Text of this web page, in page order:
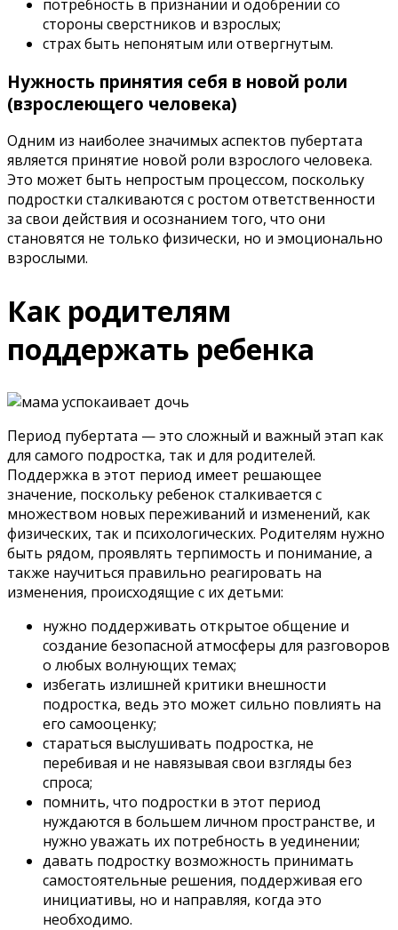
потребность в признании и одобрении со
стороны сверстников и взрослых;
страх быть непонятым или отвергнутым.
Нужность принятия себя в новой роли
(взрослеющего человека)
Одним из наиболее значимых аспектов пубертата
является принятие новой роли взрослого человека.
Это может быть непростым процессом, поскольку
подростки сталкиваются с ростом ответственности
за свои действия и осознанием того, что они
становятся не только физически, но и эмоционально
взрослыми.
Как родителям
поддержать ребенка
Период пубертата — это сложный и важный этап как
для самого подростка, так и для родителей.
Поддержка в этот период имеет решающее
значение, поскольку ребенок сталкивается с
множеством новых переживаний и изменений, как
физических, так и психологических. Родителям нужно
быть рядом, проявлять терпимость и понимание, а
также научиться правильно реагировать на
изменения, происходящие с их детьми:
нужно поддерживать открытое общение и
создание безопасной атмосферы для разговоров
о любых волнующих темах;
избегать излишней критики внешности
подростка, ведь это может сильно повлиять на
его самооценку;
стараться выслушивать подростка, не
перебивая и не навязывая свои взгляды без
спроса;
помнить, что подростки в этот период
нуждаются в большем личном пространстве, и
нужно уважать их потребность в уединении;
давать подростку возможность принимать
самостоятельные решения, поддерживая его
инициативы, но и направляя, когда это
необходимо.